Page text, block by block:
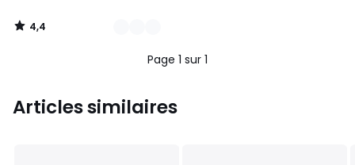
4,4
/
Page 1 sur 1
Articles similaires